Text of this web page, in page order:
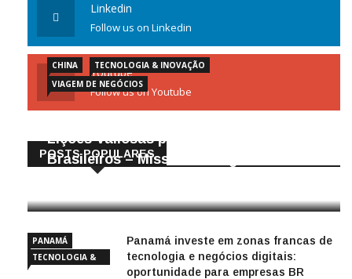
Linkedin
Follow us on Linkedin
Youtube
Follow us on Youtube
POSTS POPULARES
CHINA
TECNOLOGIA & INOVAÇÃO
VIAGEM DE NEGÓCIOS
Lições Valiosas para Empresários
Brasileiros – Missão de Negócios China
PANAMÁ
TECNOLOGIA &
Panamá investe em zonas francas de
tecnologia e negócios digitais:
oportunidade para empresas BR